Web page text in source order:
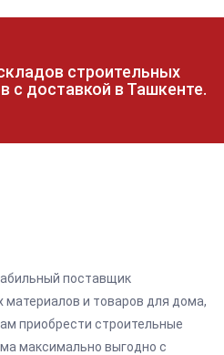
строительных
с доставкой в Ташкенте.
поставщик
материалов и товаров для дома,
приобрести строительные
максимально выгодно с